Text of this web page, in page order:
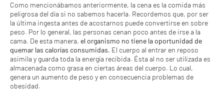
Como mencionábamos anteriormente, la cena es la comida más
peligrosa del día si no sabemos hacerla. Recordemos que, por ser
la última ingesta antes de acostarnos puede convertirse en sobre
peso. Por lo general, las personas cenan poco antes de irse a la
cama. De esta manera, el organismo no tiene la oportunidad de
quemar las calorías consumidas. El cuerpo al entrar en reposo
asimila y guarda toda la energía recibida. Ésta al no ser utilizada es
almacenada como grasa en ciertas áreas del cuerpo. Lo cual,
genera un aumento de peso y en consecuencia problemas de
obesidad.